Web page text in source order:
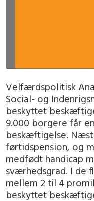
Velfærdspolitisk
Social- og
beskyttet
9.000 borgere får
beskæftigelse.
førtidspension, og
medfødt handicap
sværhedsgrad. I de
mellem 2 til 4
beskyttet